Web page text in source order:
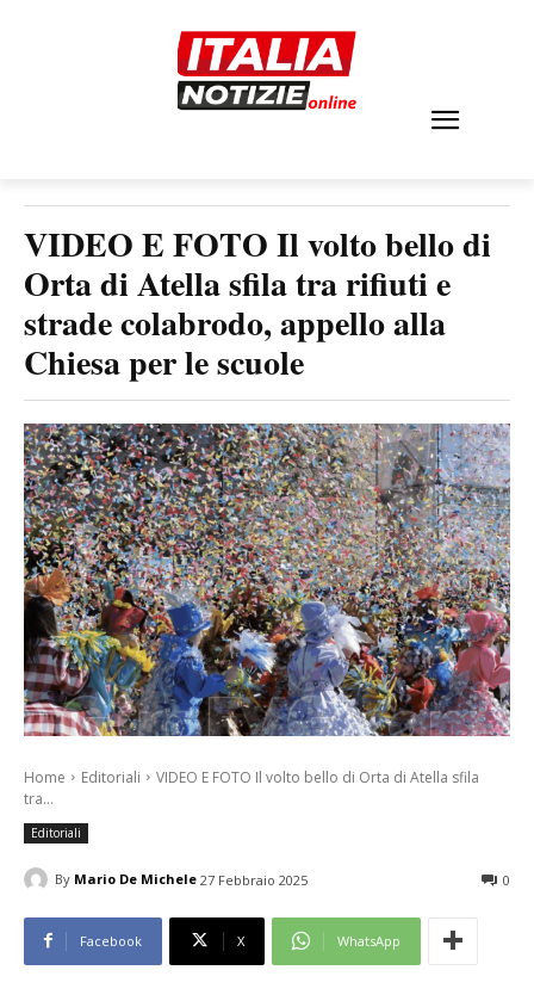
VIDEO E FOTO Il volto bello di
Orta di Atella sfila tra rifiuti e
strade colabrodo, appello alla
Chiesa per le scuole
Home Editoriali
VIDEO E FOTO Il volto bello di Orta di Atella sfila
tra...
Editoriali
By Mario De Michele 27 Febbraio 2025 0
Facebook X WhatsApp